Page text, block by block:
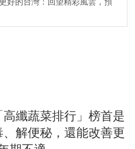
好的台灣：回望精彩風雲，預
纖蔬菜排行」榜首是
解便秘，還能改善更